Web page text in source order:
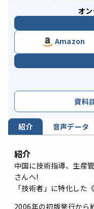
オ
Amazon
資料
紹介 音声データ
紹介
中国に技術指導、生産
さんへ!
「技術者」に特化した
2006年の初版発行から